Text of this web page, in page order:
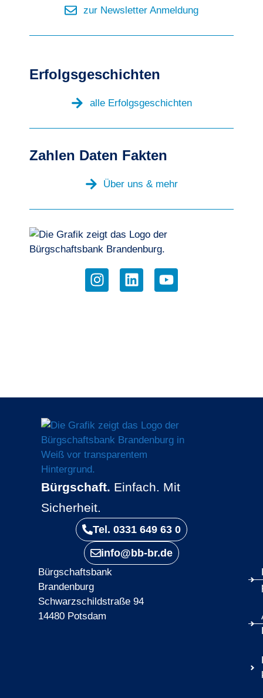
zur Newsletter Anmeldung
Erfolgsgeschichten
alle Erfolgsgeschichten
Zahlen Daten Fakten
Über uns & mehr
Bürgschaft. Einfach. Mit
Sicherheit.
Tel. 0331 649 63 0
info@bb-br.de
Bürgschaftsbank
Brandenburg
Schwarzschildstraße 94
14480 Potsdam